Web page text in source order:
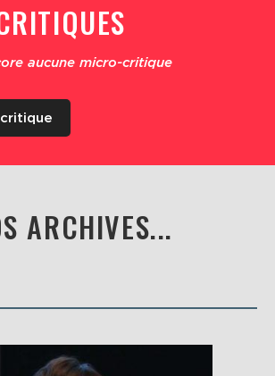
aucune micro-critique
ARCHIVES...